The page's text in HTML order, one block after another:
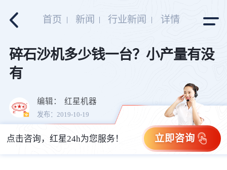
首页 新闻 行业新闻 详情
碎石沙机多少钱一台？小产量有没
有
编辑： 红星机器
发布：2019-10-19
立即咨询
点击咨询，红星24h为您服务！